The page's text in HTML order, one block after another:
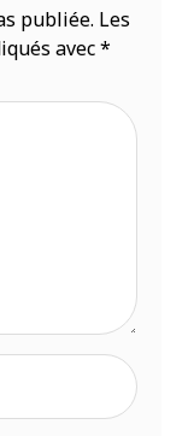
publiée. Les
avec*